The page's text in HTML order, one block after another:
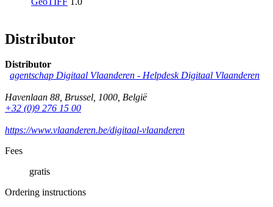
Distributor
Distributor
agentschap Digitaal Vlaanderen - Helpdesk Digitaal Vlaanderen
Havenlaan 88, Brussel, 1000, België
+32 (0)9 276 15 00
https://www.vlaanderen.be/digitaal-vlaanderen
Fees
gratis
Ordering instructions